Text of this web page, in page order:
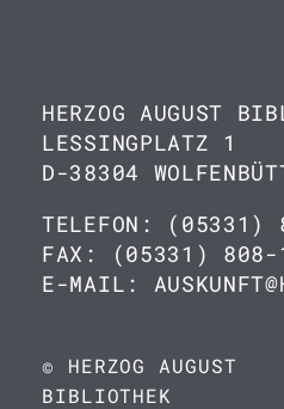
HERZOG AUGUST
LESSINGPLATZ 1
D-38304
TELEFON: (05331)
FAX: (05331) 808-
E-MAIL:
© HERZOG AUGUST
BIBLIOTHEK